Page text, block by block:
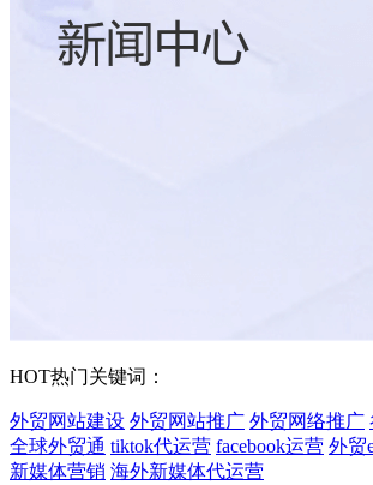
HOT热门关键词：
外贸网站建设 外贸网站推广 外贸网络推广
全球外贸通 tiktok代运营 facebook运营 外贸
新媒体营销 海外新媒体代运营